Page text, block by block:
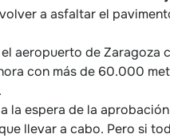
a asfaltar el
aeropuerto de Zaragoza
con más de 60.000
la espera de la
llevar a cabo. Pero si